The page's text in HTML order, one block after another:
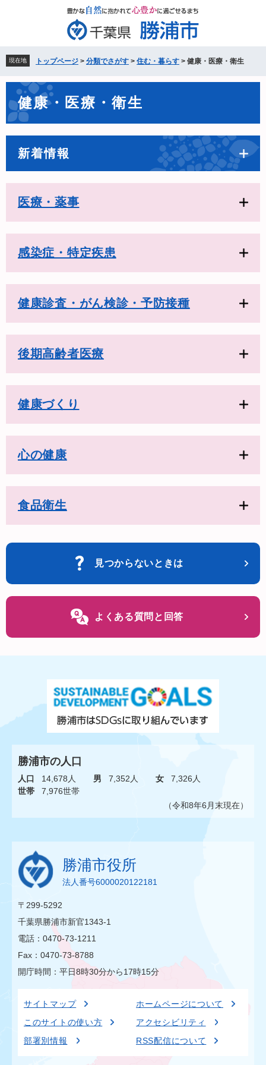
先
頭
で
を
飛
ば
本
現在地 トップページ > 分類でさがす > 住む・暮らす > 健康・医療・衛生
文 健康・医療・衛生
新着情報
医療・薬事
感染症・特定疾患
健康診査・がん検診・予防接種
後期高齢者医療
健康づくり
心の健康
食品衛生
見つからないときは
よくある質問と回答
勝浦市の人口
人口 14,678人 男 7,352人 女
7,326人
世帯
7,976世帯
（令和8年6月末現在）
勝浦市役所
法人番号6000020122181
〒299-5292
千葉県勝浦市新官1343-1
電話：0470-73-1211
Fax：0470-73-8788
開庁時間：平日8時30分から17時15分
サイトマップ
ホームページについて
このサイトの使い方
アクセシビリティ
部署別情報
RSS配信について